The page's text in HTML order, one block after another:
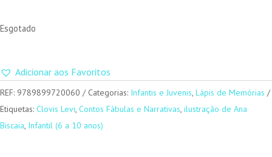
Esgotado
Adicionar aos Favoritos
REF: 9789899720060 Categorias: Infantis e Juvenis, Lápis de Memórias
Etiquetas: Clovis Levi, Contos Fábulas e Narrativas, ilustração de Ana
Biscaia, Infantil (6 a 10 anos)